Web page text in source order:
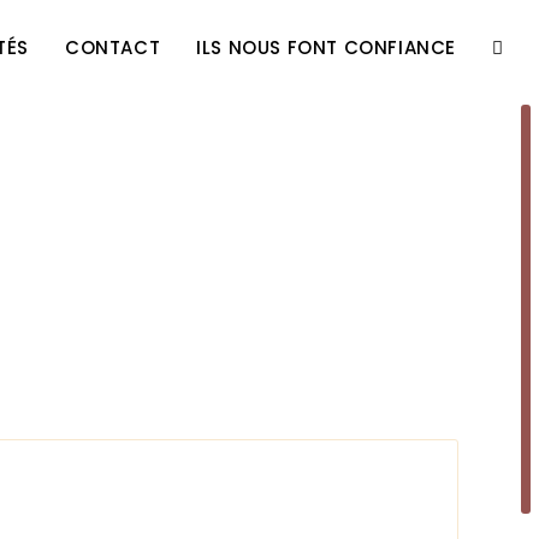
CONTACT ILS NOUS FONT CONFIANCE